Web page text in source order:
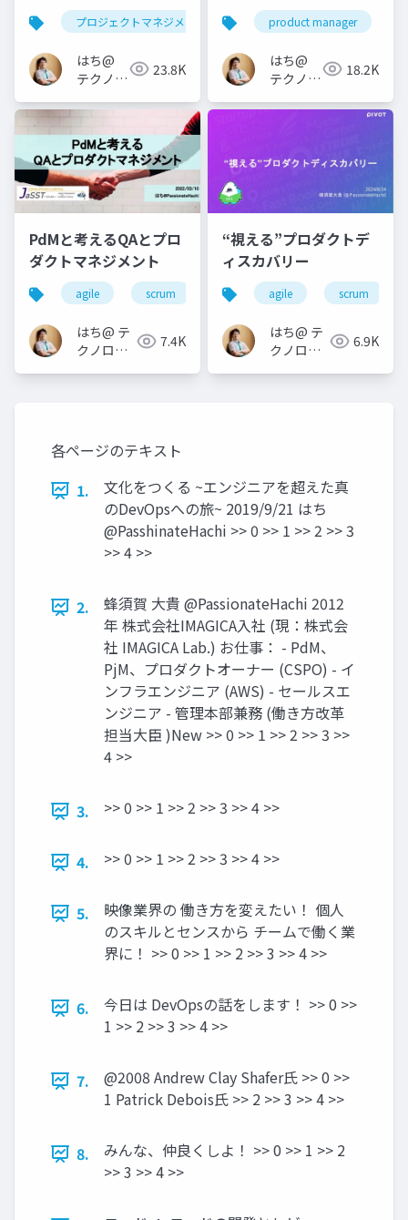
プロジェクトマネジメント project management
はち@
テクノロ
ィア
「Newbee」
23.8K
product manager
はち@
テクノロ
ィア
18.2K
PdMと考えるQAとプロ
ダクトマネジメント
agile scrum qa jasst tokyo
はち@ テ
クノロジ
7.4K
“視える”プロダクトデ
ィスカバリー
agile scrum
はち@ テ
クノロジ
6.9K
各ページのテキスト
1.
文化をつくる ~エンジニアを超えた真
のDevOpsへの旅~ 2019/9/21 はち
@PasshinateHachi >> 0 >> 1 >> 2 >> 3
>> 4 >>
2.
蜂須賀 大貴 @PassionateHachi 2012
年 株式会社IMAGICA入社 (現：株式会
社 IMAGICA Lab.) お仕事： - PdM、
PjM、プロダクトオーナー (CSPO) - イ
ンフラエンジニア (AWS) - セールスエ
ンジニア - 管理本部兼務 (働き方改革
担当大臣 )New >> 0 >> 1 >> 2 >> 3 >>
4 >>
3. >> 0 >> 1 >> 2 >> 3 >> 4 >>
4. >> 0 >> 1 >> 2 >> 3 >> 4 >>
5.
映像業界の 働き方を変えたい！ 個人
のスキルとセンスから チームで働く業
界に！ >> 0 >> 1 >> 2 >> 3 >> 4 >>
6.
今日は DevOpsの話をします！ >> 0 >>
1 >> 2 >> 3 >> 4 >>
7.
@2008 Andrew Clay Shafer氏 >> 0 >>
1 Patrick Debois氏 >> 2 >> 3 >> 4 >>
8.
みんな、仲良くしよ！ >> 0 >> 1 >> 2
>> 3 >> 4 >>